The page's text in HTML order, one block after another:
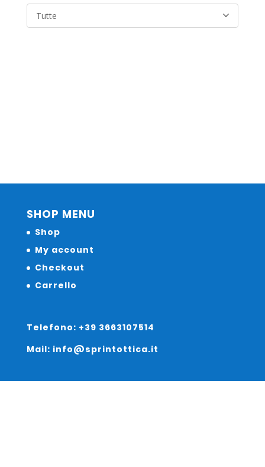
Tutte
SHOP MENU
Shop
My account
Checkout
Carrello
Telefono: +39 3663107514
Mail: info@sprintottica.it